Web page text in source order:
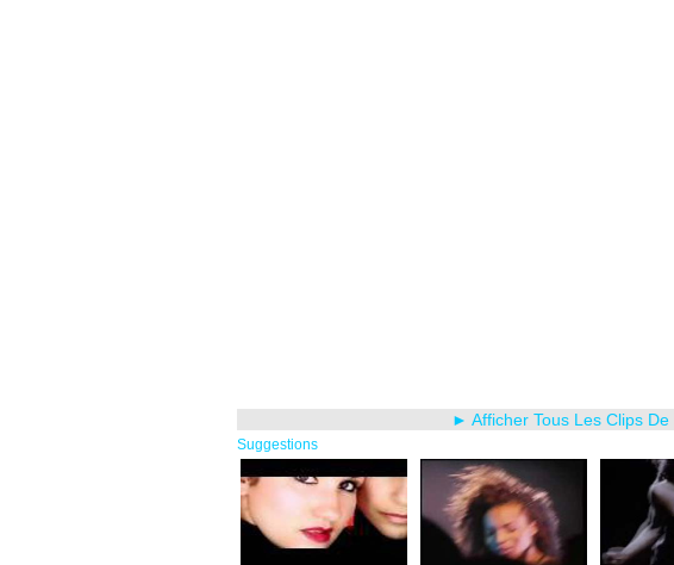
► Afficher Tous Les Clips De
Suggestions